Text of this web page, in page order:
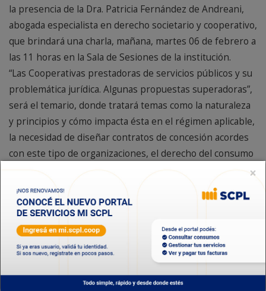
la presencia de la Dra. Patricia Fernández de Andreani,
abogada especialista en derecho societario y cooperativo,
que brindará una charla, mañana, martes 06 de febrero a
las 11 horas en la Sala de Sesiones de la institución.
“Las Cooperativas prestadoras de servicios públicos y su
problemática jurídica. Algunas propuestas superadoras”,
será el temario, donde tratará temas como la naturaleza
y principios y cómo impacta ésta en el régimen aplicable,
la necesidad de diseñar contratos de concesión acordes
con este tipo de organizaciones, el derecho del consumo
y su eventual aplicación a las relaciones corporativizadas,
financiación y capitalización, entre otros.
Si bien la temática es específica, la charla es abierta al
público y gratuita.
Patricia Fernández es oriunda de Neuquén, es abogada y
asesora de empresas del sector, publicó el año pasado
su libro sobre cooperativas prestadoras de servicios con
×